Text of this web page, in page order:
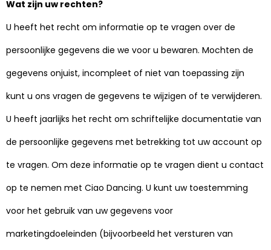
Wat zijn uw rechten?
U heeft het recht om informatie op te vragen over de
persoonlijke gegevens die we voor u bewaren. Mochten de
gegevens onjuist, incompleet of niet van toepassing zijn
kunt u ons vragen de gegevens te wijzigen of te verwijderen.
U heeft jaarlijks het recht om schriftelijke documentatie van
de persoonlijke gegevens met betrekking tot uw account op
te vragen. Om deze informatie op te vragen dient u contact
op te nemen met Ciao Dancing. U kunt uw toestemming
voor het gebruik van uw gegevens voor
marketingdoeleinden (bijvoorbeeld het versturen van